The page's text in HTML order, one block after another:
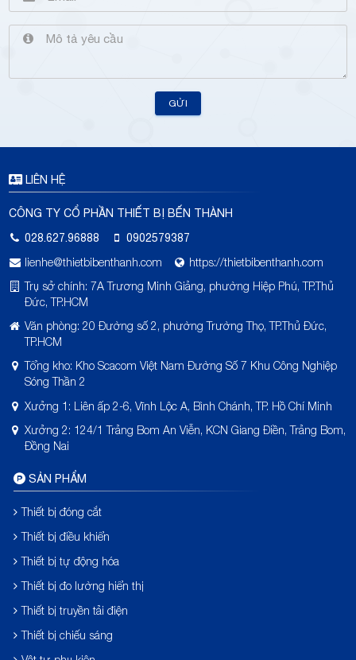
GỬI
LIÊN HỆ
CÔNG TY CỔ PHẦN THIẾT BỊ BẾN THÀNH
028.627.96888
0902579387
lienhe@thietbibenthanh.com
https://thietbibenthanh.com
Trụ sở chính: 7A Trương Minh Giảng, phường Hiệp Phú, TP.Thủ
Đức, TP.HCM
Văn phòng: 20 Đường số 2, phường Trường Thọ, TP.Thủ Đức,
TP.HCM
Tổng kho: Kho Scacom Việt Nam Đường Số 7 Khu Công Nghiệp
Sóng Thần 2
Xưởng 1: Liên ấp 2-6, Vĩnh Lộc A, Bình Chánh, TP. Hồ Chí Minh
Xưởng 2: 124/1 Trảng Bom An Viễn, KCN Giang Điền, Trảng Bom,
Đồng Nai
SẢN PHẨM
Thiết bị đóng cắt
Thiết bị điều khiển
Thiết bị tự động hóa
Thiết bị đo lường hiển thị
Thiết bị truyền tải điện
Thiết bị chiếu sáng